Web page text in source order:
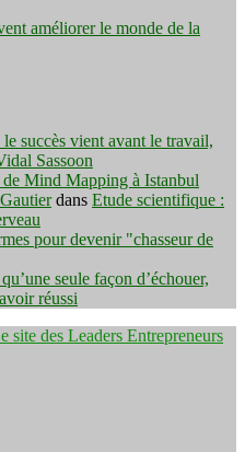
améliorer le monde de la
succès vient avant le travail,
Sassoon
Mind Mapping à Istanbul
dans Etude scientifique :
pour devenir "chasseur de
seule façon d’échouer,
réussi
site des Leaders Entrepreneurs